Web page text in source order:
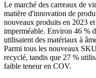
Le marché des carreaux de
matière d'innovation de
nouveaux produits en 2023
imperméable. Environ 46 %
utilisaient des matériaux à
Parmi tous les nouveaux
recyclé, tandis que 27 %
faible teneur en COV.